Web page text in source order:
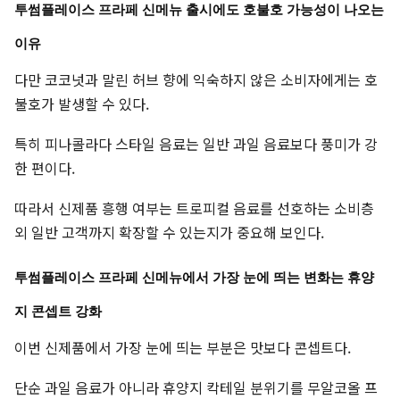
투썸플레이스 프라페 신메뉴 출시에도 호불호 가능성이 나오는
이유
다만 코코넛과 말린 허브 향에 익숙하지 않은 소비자에게는 호
불호가 발생할 수 있다.
특히 피나콜라다 스타일 음료는 일반 과일 음료보다 풍미가 강
한 편이다.
따라서 신제품 흥행 여부는 트로피컬 음료를 선호하는 소비층
외 일반 고객까지 확장할 수 있는지가 중요해 보인다.
투썸플레이스 프라페 신메뉴에서 가장 눈에 띄는 변화는 휴양
지 콘셉트 강화
이번 신제품에서 가장 눈에 띄는 부분은 맛보다 콘셉트다.
단순 과일 음료가 아니라 휴양지 칵테일 분위기를 무알코올 프